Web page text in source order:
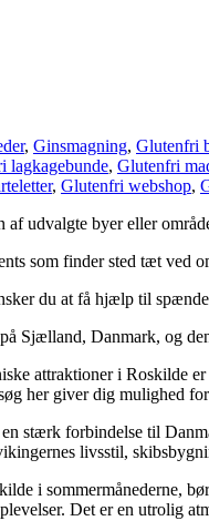
, Ginsmagning, Glutenfri
lagkagebunde, Glutenfri
, Glutenfri webshop,
udvalgte byer eller
som finder sted tæt ved
du at få hjælp til
Sjælland, Danmark, og
attraktioner i Roskilde
her giver dig mulighed
stærk forbindelse til
livsstil,
i sommermånederne,
Det er en utrolig